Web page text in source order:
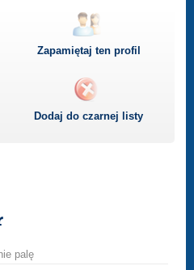
Zapamiętaj ten profil
Dodaj do czarnej listy
palę